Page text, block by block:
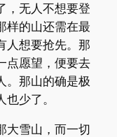
，无人不想要登
样的山还需在最
人想要抢先。那
点愿望，便要去
。那山的确是极
少了。
大雪山，而一切